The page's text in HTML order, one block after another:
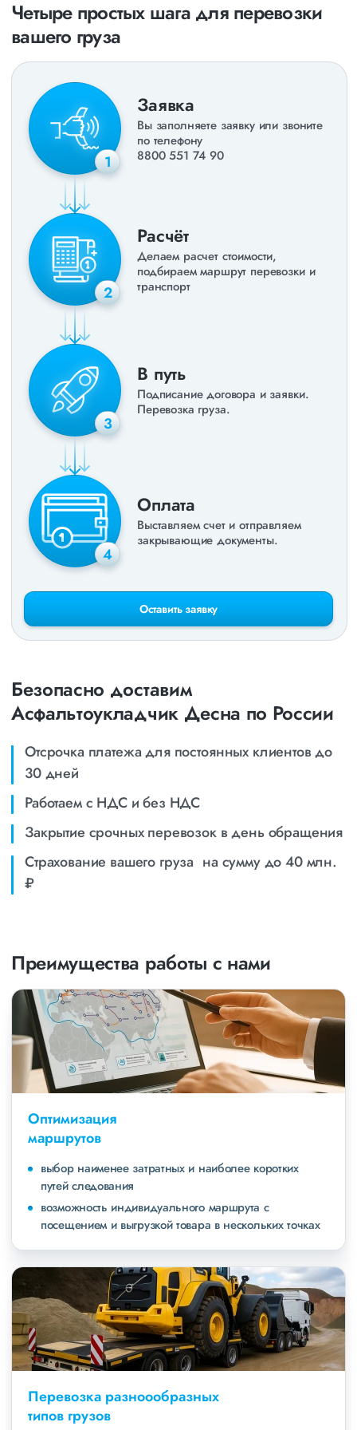
Четыре простых шага для перевозки
вашего груза
1
Заявка
Вы заполняете заявку или звоните
по телефону
8800 551 74 90
2
Расчёт
Делаем расчет стоимости,
подбираем маршрут перевозки и
транспорт
3
В путь
Подписание договора и заявки.
Перевозка груза.
4
Оплата
Выставляем счет и отправляем
закрывающие документы.
Оставить заявку
Безопасно доставим
Асфальтоукладчик Десна по России
Отсрочка платежа для постоянных клиентов до
30 дней
Работаем с НДС и без НДС
Закрытие срочных перевозок в день обращения
Страхование вашего груза на сумму до 40 млн.
₽
Преимущества работы с нами
Оптимизация
маршрутов
выбор наименее затратных и наиболее коротких
путей следования
возможность индивидуального маршрута с
посещением и выгрузкой товара в нескольких точках
Перевозка разноообразных
типов грузов